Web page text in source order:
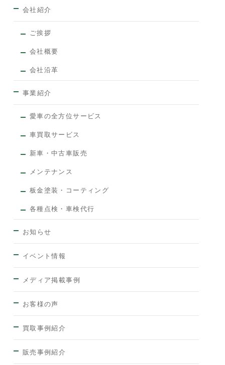
会社紹介
ご挨拶
会社概要
会社沿革
事業紹介
愛車の全方位サービス
車買取サービス
新車・中古車販売
メンテナンス
板金塗装・コーティング
各種点検・車検代行
お知らせ
イベント情報
メディア掲載事例
お客様の声
買取事例紹介
販売事例紹介